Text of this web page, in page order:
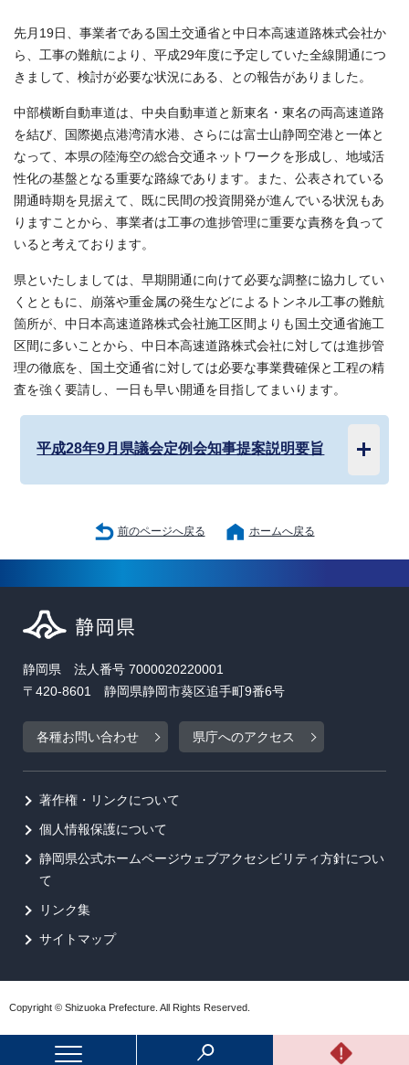
先月19日、事業者である国土交通省と中日本高速道路株式会社か
ら、工事の難航により、平成29年度に予定していた全線開通につ
きまして、検討が必要な状況にある、との報告がありました。
中部横断自動車道は、中央自動車道と新東名・東名の両高速道路
を結び、国際拠点港湾清水港、さらには富士山静岡空港と一体と
なって、本県の陸海空の総合交通ネットワークを形成し、地域活
性化の基盤となる重要な路線であります。また、公表されている
開通時期を見据えて、既に民間の投資開発が進んでいる状況もあ
りますことから、事業者は工事の進捗管理に重要な責務を負って
いると考えております。
県といたしましては、早期開通に向けて必要な調整に協力してい
くとともに、崩落や重金属の発生などによるトンネル工事の難航
箇所が、中日本高速道路株式会社施工区間よりも国土交通省施工
区間に多いことから、中日本高速道路株式会社に対しては進捗管
理の徹底を、国土交通省に対しては必要な事業費確保と工程の精
査を強く要請し、一日も早い開通を目指してまいります。
平成28年9月県議会定例会知事提案説明要旨
前のページへ戻る ホームへ戻る
静岡県 法人番号 7000020220001
〒420-8601 静岡県静岡市葵区追手町9番6号
各種お問い合わせ 県庁へのアクセス
著作権・リンクについて
個人情報保護について
静岡県公式ホームページウェブアクセシビリティ方針につい
て
リンク集
サイトマップ
Copyright © Shizuoka Prefecture. All Rights Reserved.